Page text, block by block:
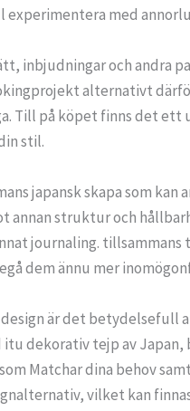
med
inbjudningar och andra
alternativt
Till på köpet finns det ett
stil.
japansk skapa som kan
annan struktur och
journaling. tillsammans
dem ännu mer
är det betydelsefull
dekorativ tejp av Japan,
Matchar dina behov
vilket kan